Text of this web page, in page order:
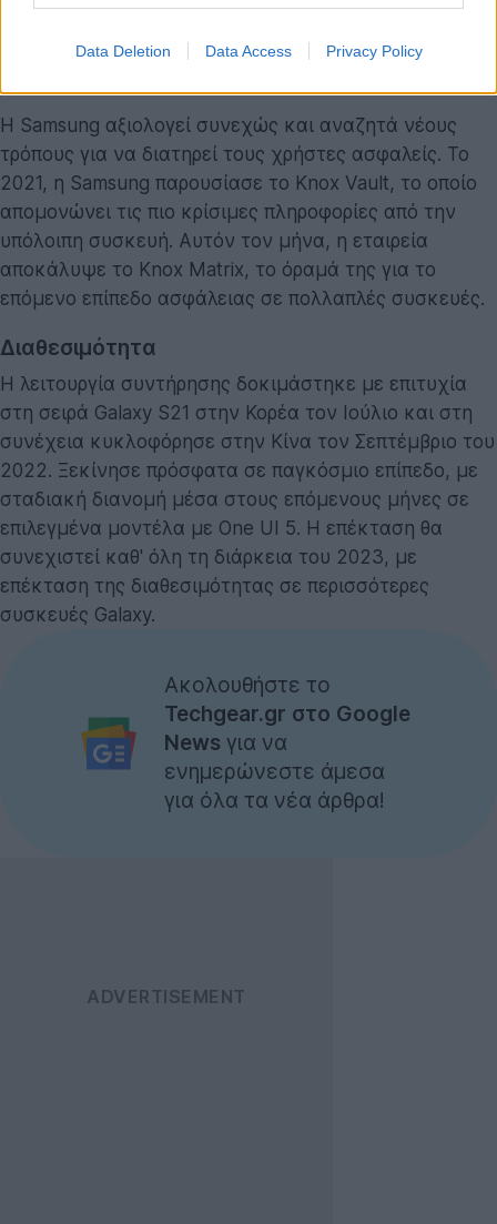
Data Deletion Data Access Privacy Policy
και το Permission Manager, ώστε οι χρήστες να
μπορούν εύκολα να καθορίζουν τι συμβαίνει με τα
Η Samsung αξιολογεί συνεχώς και αναζητά νέους
τρόπους για να διατηρεί τους χρήστες ασφαλείς. Το
2021, η Samsung παρουσίασε το Knox Vault, το οποίο
απομονώνει τις πιο κρίσιμες πληροφορίες από την
υπόλοιπη συσκευή. Αυτόν τον μήνα, η εταιρεία
αποκάλυψε το Knox Matrix, το όραμά της για το
επόμενο επίπεδο ασφάλειας σε πολλαπλές συσκευές.
Διαθεσιμότητα
Η λειτουργία συντήρησης δοκιμάστηκε με επιτυχία
στη σειρά Galaxy S21 στην Κορέα τον Ιούλιο και στη
συνέχεια κυκλοφόρησε στην Κίνα τον Σεπτέμβριο του
2022. Ξεκίνησε πρόσφατα σε παγκόσμιο επίπεδο, με
σταδιακή διανομή μέσα στους επόμενους μήνες σε
επιλεγμένα μοντέλα με One UI 5. Η επέκταση θα
συνεχιστεί καθ' όλη τη διάρκεια του 2023, με
επέκταση της διαθεσιμότητας σε περισσότερες
συσκευές Galaxy.
Ακολουθήστε το
Techgear.gr στο Google
News για να
ενημερώνεστε άμεσα
για όλα τα νέα άρθρα!